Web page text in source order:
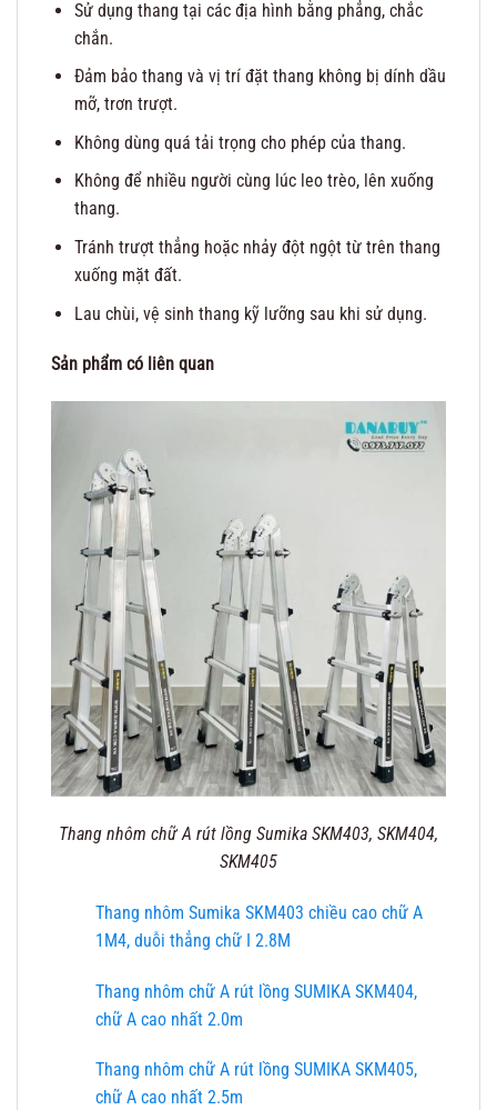
Sử dụng thang tại các địa hình bằng phẳng, chắc
chắn.
Đảm bảo thang và vị trí đặt thang không bị dính dầu
mỡ, trơn trượt.
Không dùng quá tải trọng cho phép của thang.
Không để nhiều người cùng lúc leo trèo, lên xuống
thang.
Tránh trượt thẳng hoặc nhảy đột ngột từ trên thang
xuống mặt đất.
Lau chùi, vệ sinh thang kỹ lưỡng sau khi sử dụng.
Sản phẩm có liên quan
Thang nhôm chữ A rút lồng Sumika SKM403, SKM404,
SKM405
Thang nhôm Sumika SKM403 chiều cao chữ A
1M4, duỗi thẳng chữ I 2.8M
Thang nhôm chữ A rút lồng SUMIKA SKM404,
chữ A cao nhất 2.0m
Thang nhôm chữ A rút lồng SUMIKA SKM405,
chữ A cao nhất 2.5m